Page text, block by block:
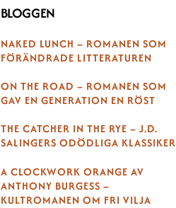
BLOGGEN
NAKED LUNCH – ROMANEN SOM
FÖRÄNDRADE LITTERATUREN
ON THE ROAD – ROMANEN SOM
GAV EN GENERATION EN RÖST
THE CATCHER IN THE RYE – J.D.
SALINGERS ODÖDLIGA KLASSIKER
A CLOCKWORK ORANGE AV
ANTHONY BURGESS –
KULTROMANEN OM FRI VILJA